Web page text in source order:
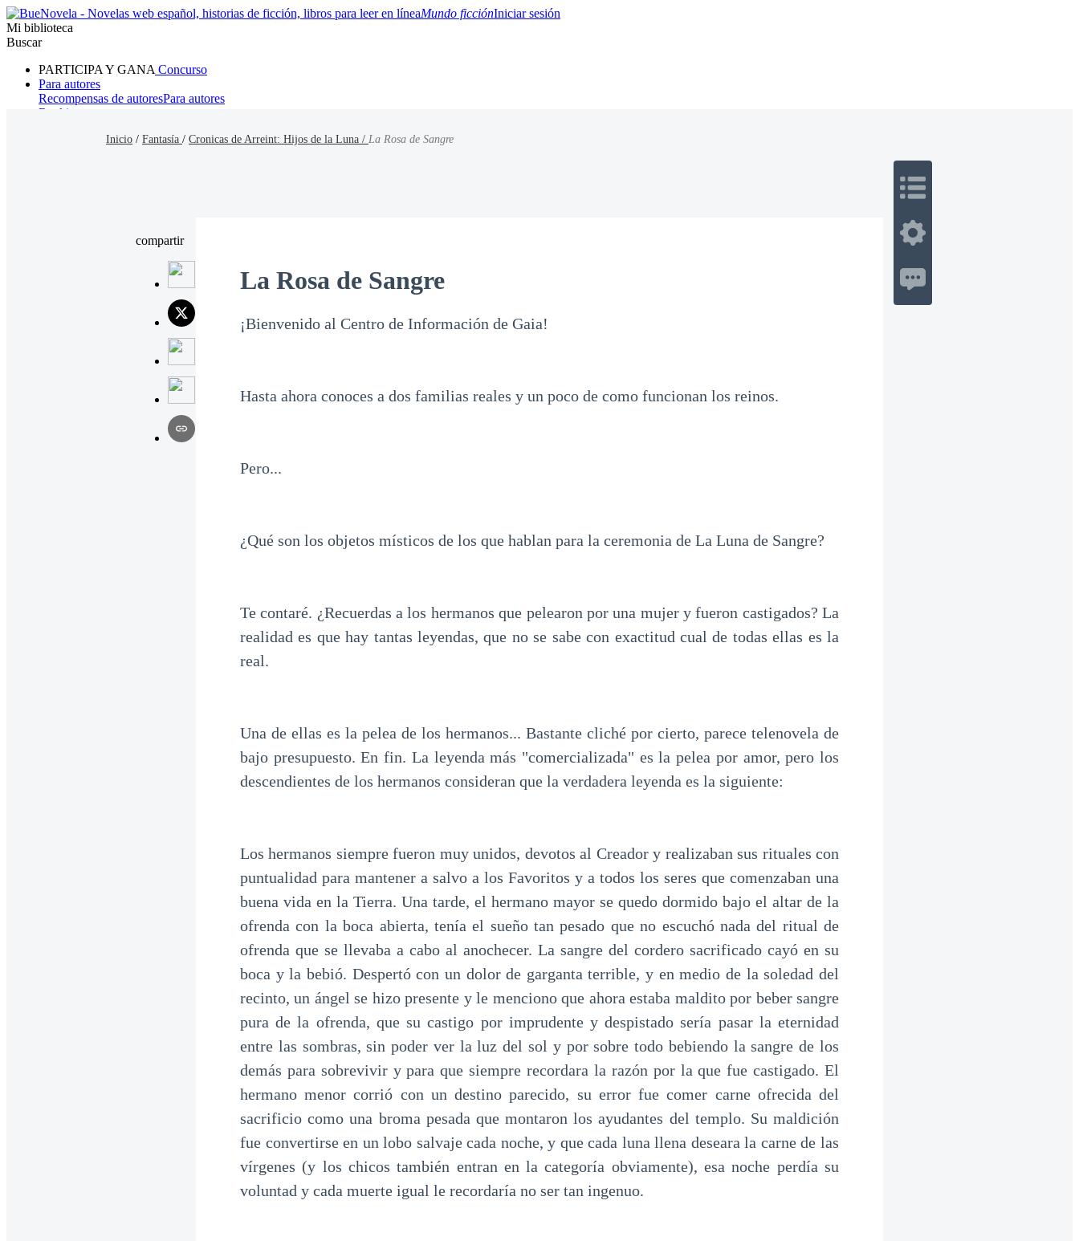
Mundo ficciónIniciar sesión
Mi biblioteca
Buscar
PARTICIPA Y GANA Concurso
Para autores
Recompensas de autoresPara autores
Ranking
Inicio / Fantasía / Cronicas de Arreint: Hijos de la Luna / La Rosa de Sangre
compartir
La Rosa de Sangre
¡Bienvenido al Centro de Información de Gaia!
Hasta ahora conoces a dos familias reales y un poco de como funcionan los reinos.
Pero...
¿Qué son los objetos místicos de los que hablan para la ceremonia de La Luna de Sangre?
Te contaré. ¿Recuerdas a los hermanos que pelearon por una mujer y fueron castigados? La
realidad es que hay tantas leyendas, que no se sabe con exactitud cual de todas ellas es la
real.
Una de ellas es la pelea de los hermanos... Bastante cliché por cierto, parece telenovela de
bajo presupuesto. En fin. La leyenda más "comercializada" es la pelea por amor, pero los
descendientes de los hermanos consideran que la verdadera leyenda es la siguiente:
Los hermanos siempre fueron muy unidos, devotos al Creador y realizaban sus rituales con
puntualidad para mantener a salvo a los Favoritos y a todos los seres que comenzaban una
buena vida en la Tierra. Una tarde, el hermano mayor se quedo dormido bajo el altar de la
ofrenda con la boca abierta, tenía el sueño tan pesado que no escuchó nada del ritual de
ofrenda que se llevaba a cabo al anochecer. La sangre del cordero sacrificado cayó en su
boca y la bebió. Despertó con un dolor de garganta terrible, y en medio de la soledad del
recinto, un ángel se hizo presente y le menciono que ahora estaba maldito por beber sangre
pura de la ofrenda, que su castigo por imprudente y despistado sería pasar la eternidad
entre las sombras, sin poder ver la luz del sol y por sobre todo bebiendo la sangre de los
demás para sobrevivir y para que siempre recordara la razón por la que fue castigado. El
hermano menor corrió con un destino parecido, su error fue comer carne ofrecida del
sacrificio como una broma pesada que montaron los ayudantes del templo. Su maldición
fue convertirse en un lobo salvaje cada noche, y que cada luna llena deseara la carne de las
vírgenes (y los chicos también entran en la categoría obviamente), esa noche perdía su
voluntad y cada muerte igual le recordaría no ser tan ingenuo.